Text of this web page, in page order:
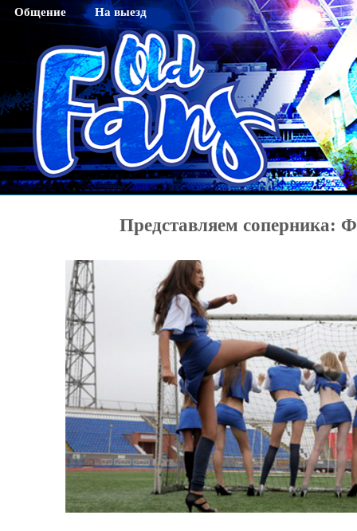
Общение
Гостевая
Регистрация
Активация кода sms
Смена пароля
Редактирование профайла
На выезд
Саратов
Тихвин
Новосибирск
Махачкала
Нижний Новгород
Оренбург
Хабаровск
Тюмень
Калининград
Представляем соперника: